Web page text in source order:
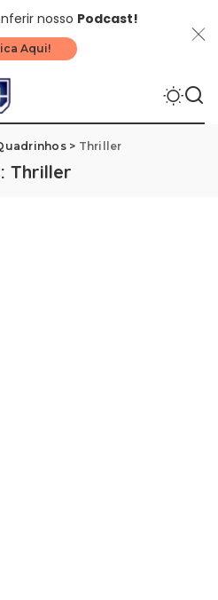
nosso Podcast!
Aqui!
> Thriller
Thriller